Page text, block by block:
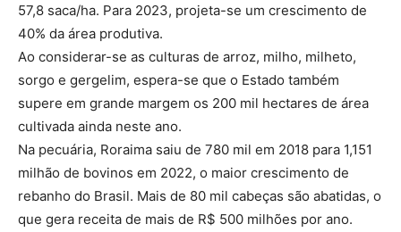
57,8 saca/ha. Para 2023, projeta-se um crescimento de
40% da área produtiva.
Ao considerar-se as culturas de arroz, milho, milheto,
sorgo e gergelim, espera-se que o Estado também
supere em grande margem os 200 mil hectares de área
cultivada ainda neste ano.
Na pecuária, Roraima saiu de 780 mil em 2018 para 1,151
milhão de bovinos em 2022, o maior crescimento de
rebanho do Brasil. Mais de 80 mil cabeças são abatidas, o
que gera receita de mais de R$ 500 milhões por ano.